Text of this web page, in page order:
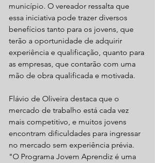
município. O vereador ressalta que
essa iniciativa pode trazer diversos
benefícios tanto para os jovens, que
terão a oportunidade de adquirir
experiência e qualificação, quanto para
as empresas, que contarão com uma
mão de obra qualificada e motivada.
Flávio de Oliveira destaca que o
mercado de trabalho está cada vez
mais competitivo, e muitos jovens
encontram dificuldades para ingressar
no mercado sem experiência prévia.
"O Programa Jovem Aprendiz é uma